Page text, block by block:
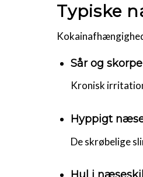
Typiske
Sår og
Kronisk
Hyppigt
De skrøbelige